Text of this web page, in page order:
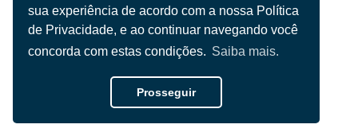
sua experiência de acordo com a nossa Política
de Privacidade, e ao continuar navegando você
concorda com estas condições. Saiba mais.
Prosseguir